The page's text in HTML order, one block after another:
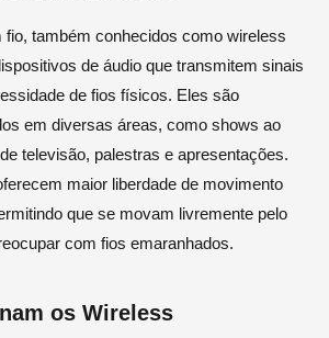
também conhecidos como wireless
de áudio que transmitem sinais
de fios físicos. Eles são
em diversas áreas, como shows ao
televisão, palestras e apresentações.
maior liberdade de movimento
que se movam livremente pelo
com fios emaranhados.
os Wireless